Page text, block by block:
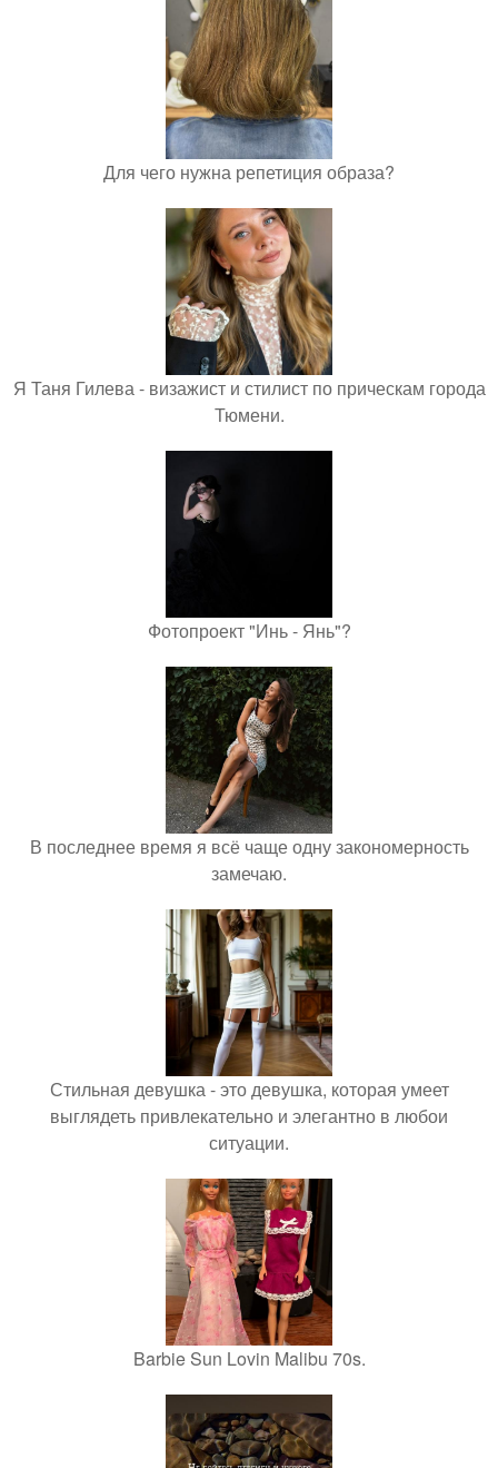
Для чего нужна репетиция образа?
Я Таня Гилева - визажист и стилист по прическам города
Тюмени.
Фотопроект "Инь - Янь"?
В последнее время я всё чаще одну закономерность
замечаю.
Стильная девушка - это девушка, которая умеет
выглядеть привлекательно и элегантно в любои
ситуации.
Barbie Sun Lovin Malibu 70s.